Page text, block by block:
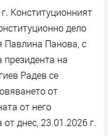
Конституционният
дело
Павлина Панова, с
на
Радев се
от
от него
днес, 23.01.2026 г.